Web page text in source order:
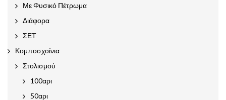
Με Φυσικό Πέτρωμα
Διάφορα
ΣΕΤ
Κομποσχοίνια
Στολισμού
100αρι
50αρι